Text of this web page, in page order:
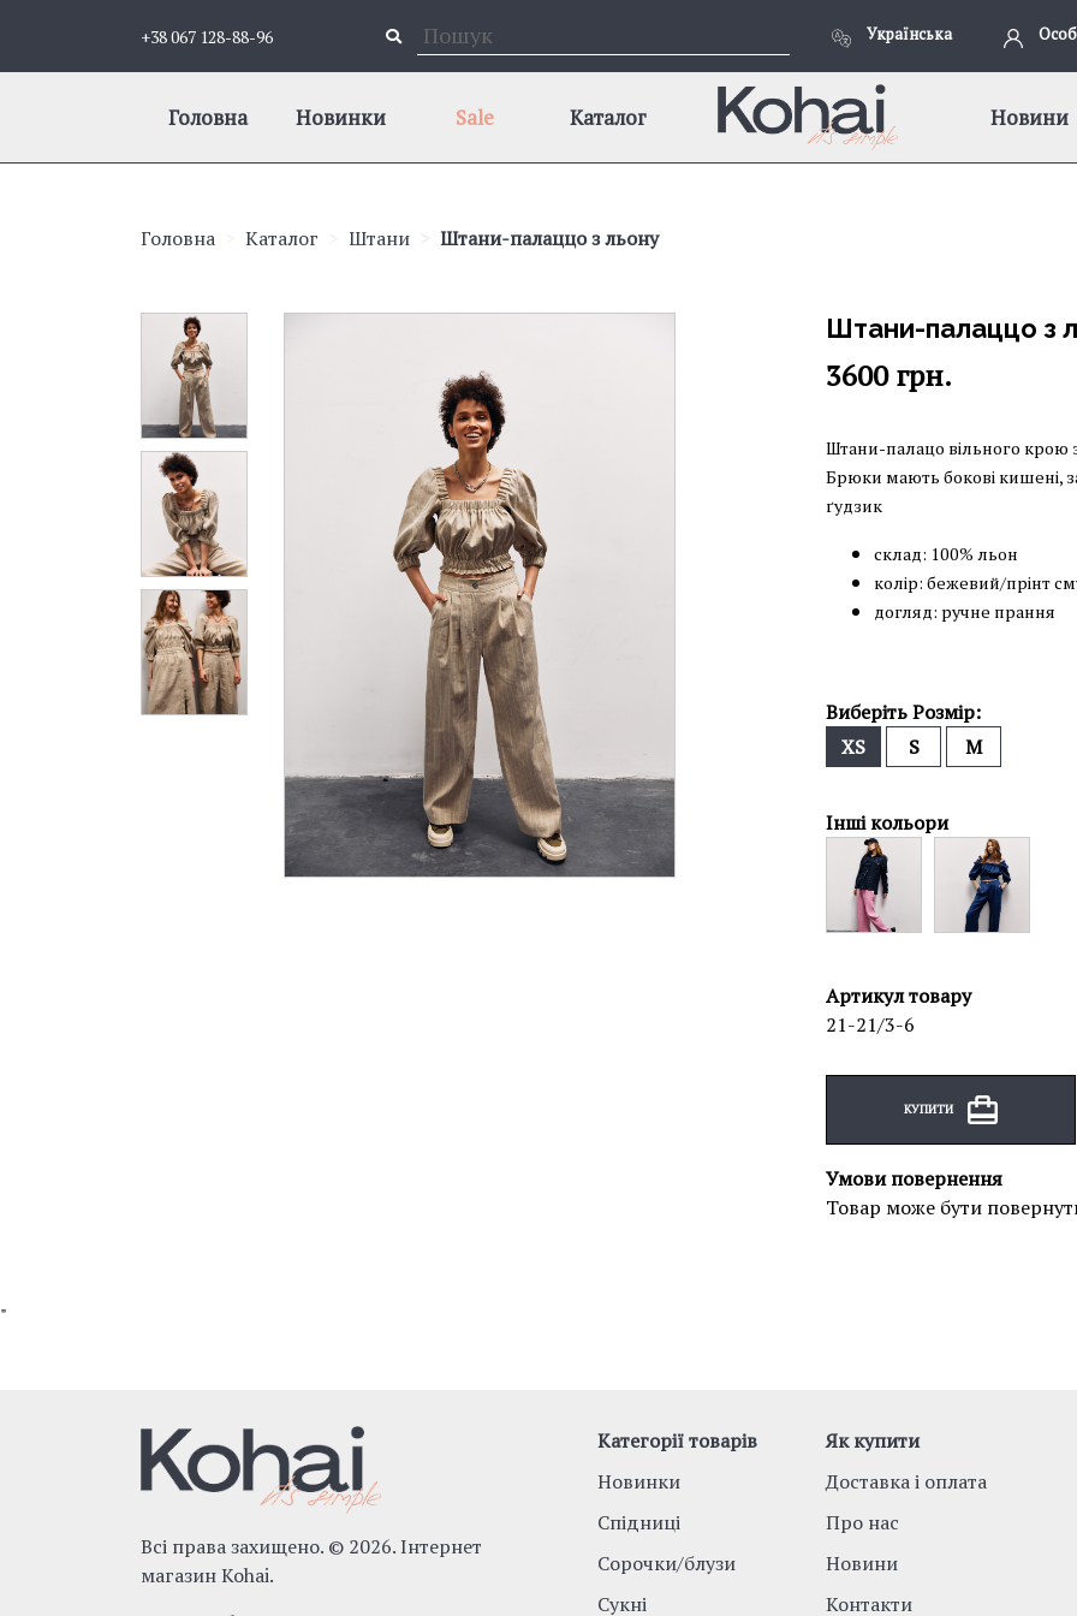
+38 067 128-88-96 Українська
Головна Новинки Sale Каталог Новини
Головна Каталог Штани Штани-палаццо з льону
Штани-палаццо з
3600грн.
Штани-палацо вільного крою
Брюки мають бокові кишені,
ґудзик
склад: 100% льон
колір: бежевий/прінт
догляд: ручне прання
Виберіть Розмір:
XS
S M
Інші кольори
Артикул товару
21-21/3-6
КУПИТИ
Умови повернення
Товар може бути
"
Всі права захищено. © 2026. Інтернет
магазин Kohai.
Категорії товарів
Новинки
Спідниці
Сорочки/блузи
Сукні
Як купити
Доставка і оплата
Про нас
Новини
Контакти